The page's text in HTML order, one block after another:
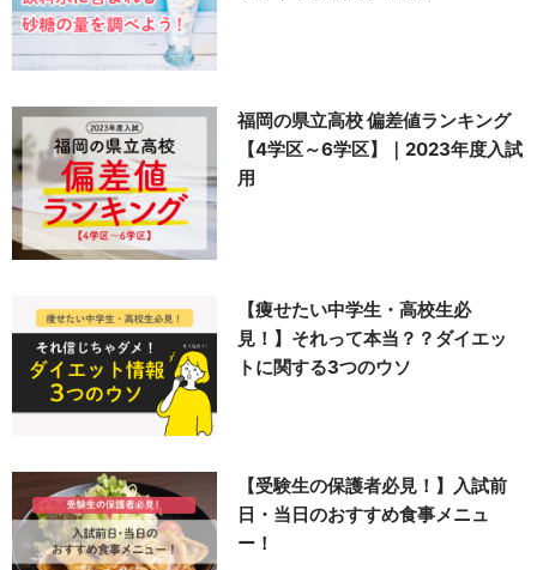
福岡の県立高校 偏差値ランキング
【4学区～6学区】｜2023年度入試
用
【痩せたい中学生・高校生必
見！】それって本当？？ダイエッ
トに関する3つのウソ
【受験生の保護者必見！】入試前
日・当日のおすすめ食事メニュ
ー！